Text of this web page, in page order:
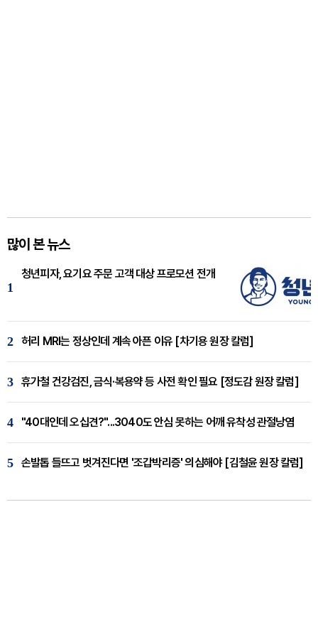
많이 본 뉴스
1
청년피자, 요기요 주문 고객 대상 프로모션 전개
2 허리 MRI는 정상인데 계속 아픈 이유 [차기용 원장 칼럼]
3 휴가철 건강검진, 금식·복용약 등 사전 확인 필요 [정도감 원장 칼럼]
4 "40대인데 오십견?"...3040도 안심 못하는 어깨 유착성 관절낭염
5 손발톱 들뜨고 벗겨진다면 '조갑박리증' 의심해야 [김철윤 원장 칼럼]